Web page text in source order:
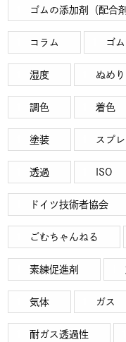
ゴムの添加剤（配合剤
コラム ゴム
湿度 ぬめり
調色 着色
塗装 スプ
透過 ISO
ドイツ技術者協会
ごむちゃんねる
素練促進剤
気体 ガス
耐ガス透過性